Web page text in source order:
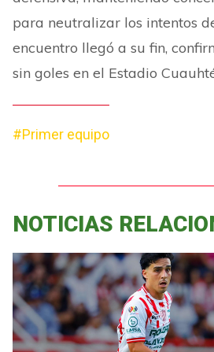
para neutralizar los intentos
encuentro llegó a su fin,
sin goles en el Estadio
#Primer equipo
NOTICIAS